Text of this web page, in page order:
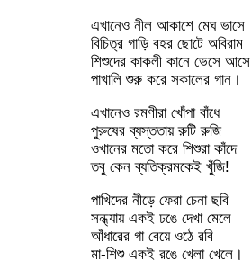
এখানেও নীল আকাশে মেঘ ভাসে
বিচিত্র গাড়ি বহর ছোটে অবিরাম
শিশুদের কাকলী কানে ভেসে আসে
পাখালি শুরু করে সকালের গান।
এখানেও রমণীরা খোঁপা বাঁধে
পুরুষের ব্যস্ততায় রুটি রুজি
ওখানের মতো করে শিশুরা কাঁদে
তবু কেন ব্যতিক্রমকেই খুঁজি!
পাখিদের নীড়ে ফেরা চেনা ছবি
সন্ধ্যায় একই ঢঙে দেখা মেলে
আঁধারের গা বেয়ে ওঠে রবি
মা-শিশু একই রঙে খেলা খেলে।